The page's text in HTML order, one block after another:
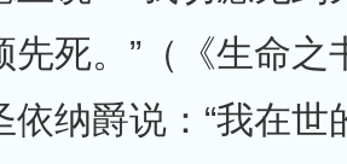
先死。”（《生命之
依纳爵说：“我在世